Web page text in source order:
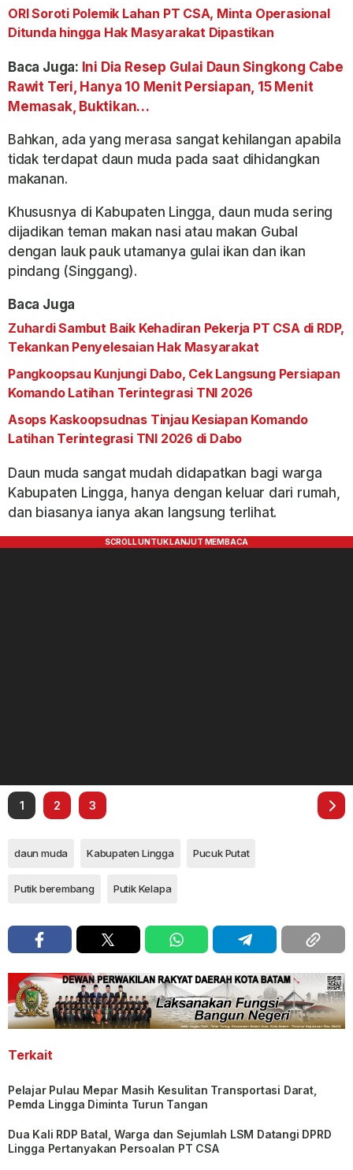
ORI Soroti Polemik Lahan PT CSA, Minta Operasional
Ditunda hingga Hak Masyarakat Dipastikan
Baca Juga: Ini Dia Resep Gulai Daun Singkong Cabe
Rawit Teri, Hanya 10 Menit Persiapan, 15 Menit
Memasak, Buktikan…
Bahkan, ada yang merasa sangat kehilangan apabila
tidak terdapat daun muda pada saat dihidangkan
makanan.
Khususnya di Kabupaten Lingga, daun muda sering
dijadikan teman makan nasi atau makan Gubal
dengan lauk pauk utamanya gulai ikan dan ikan
pindang (Singgang).
Baca Juga
Zuhardi Sambut Baik Kehadiran Pekerja PT CSA di RDP,
Tekankan Penyelesaian Hak Masyarakat
Pangkoopsau Kunjungi Dabo, Cek Langsung Persiapan
Komando Latihan Terintegrasi TNI 2026
Asops Kaskoopsudnas Tinjau Kesiapan Komando
Latihan Terintegrasi TNI 2026 di Dabo
Daun muda sangat mudah didapatkan bagi warga
Kabupaten Lingga, hanya dengan keluar dari rumah,
dan biasanya ianya akan langsung terlihat.
1 2 3
daun muda Kabupaten Lingga Pucuk Putat
Putik berembang Putik Kelapa
Terkait
Pelajar Pulau Mepar Masih Kesulitan Transportasi Darat,
Pemda Lingga Diminta Turun Tangan
Dua Kali RDP Batal, Warga dan Sejumlah LSM Datangi DPRD
Lingga Pertanyakan Persoalan PT CSA